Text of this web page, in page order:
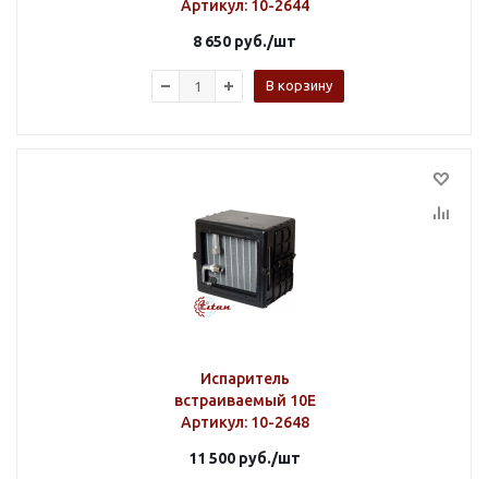
Артикул: 10-2644
8 650 руб./шт
В корзину
Испаритель
встраиваемый 10E
Артикул: 10-2648
11 500 руб./шт